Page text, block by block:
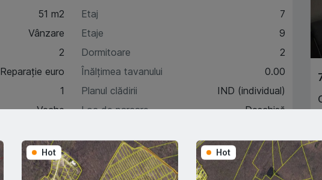
51 m2
Vânzare
2
Reparație euro
1
Veche
Etaj
7
Etaje
9
Dormitoare
2
Înălțimea tavanului
0.00
Planul clădirii
IND (individual)
Loc de parcare
Deschisă
Caracteristici
Hot Hot